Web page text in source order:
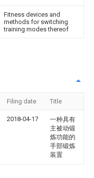
Fitness devices and
methods for switching
training modes thereof
Filing date Title
2018-04-17
一种具有
主被动锻
炼功能的
手部锻炼
装置